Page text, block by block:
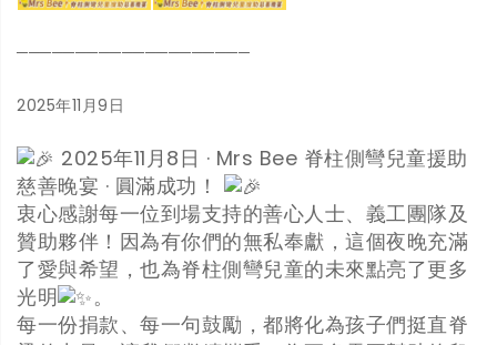
────────────────────
2025年11月9日
2025年11月8日 · Mrs Bee 脊柱側彎兒童援助
慈善晚宴 · 圓滿成功！
衷心感謝每一位到場支持的善心人士、義工團隊及
贊助夥伴！因為有你們的無私奉獻，這個夜晚充滿
了愛與希望，也為脊柱側彎兒童的未來點亮了更多
光明
。
每一份捐款、每一句鼓勵，都將化為孩子們挺直脊